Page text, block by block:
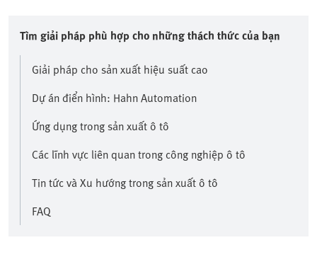
Tìm giải pháp phù hợp cho những thách thức của bạn
Giải pháp cho sản xuất hiệu suất cao
Dự án điển hình: Hahn Automation
Ứng dụng trong sản xuất ô tô
Các lĩnh vực liên quan trong công nghiệp ô tô
Tin tức và Xu hướng trong sản xuất ô tô
FAQ